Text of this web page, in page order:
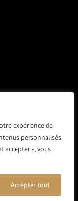
expérience de
personnalisés
accepter », vous
Accepter tout